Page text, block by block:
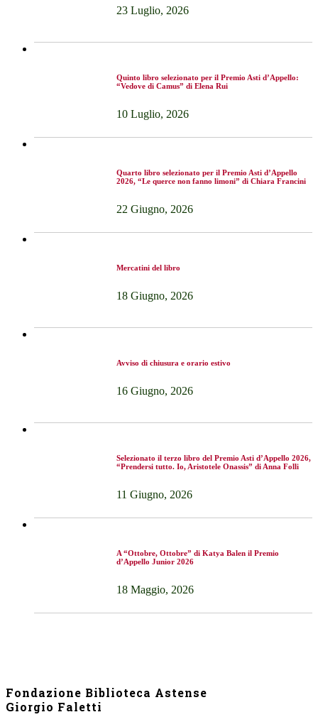
23 Luglio, 2026
Quinto libro selezionato per il Premio Asti d’Appello:
“Vedove di Camus” di Elena Rui
10 Luglio, 2026
Quarto libro selezionato per il Premio Asti d’Appello
2026, “Le querce non fanno limoni” di Chiara Francini
22 Giugno, 2026
Mercatini del libro
18 Giugno, 2026
Avviso di chiusura e orario estivo
16 Giugno, 2026
Selezionato il terzo libro del Premio Asti d’Appello 2026,
“Prendersi tutto. Io, Aristotele Onassis” di Anna Folli
11 Giugno, 2026
A “Ottobre, Ottobre” di Katya Balen il Premio
d’Appello Junior 2026
18 Maggio, 2026
Fondazione Biblioteca Astense
Giorgio Faletti